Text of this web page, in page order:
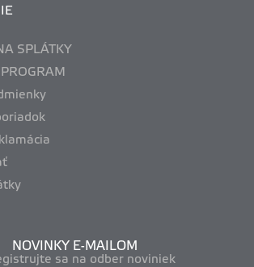
SPLÁTKY
NOVINKY E-MAILOM
sa na odber noviniek